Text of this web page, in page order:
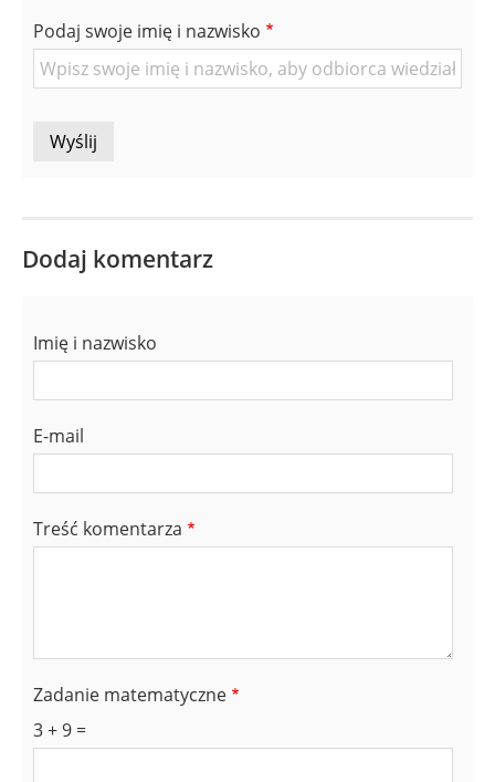
znajomej
Osoby
Podaj swoje imię i nazwisko
Dodaj komentarz
Imię i nazwisko
E-mail
Treść komentarza
Zadanie matematyczne
3 + 9 =